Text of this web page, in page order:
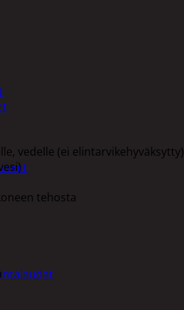
vedelle (ei elintarvikehyväksytty)
tehosta